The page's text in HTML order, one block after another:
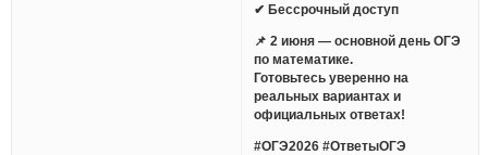
✔ Бессрочный доступ
📌 2 июня — основной день ОГЭ
по математике.
Готовьтесь уверенно на
реальных вариантах и
официальных ответах!
#ОГЭ2026 #ОтветыОГЭ